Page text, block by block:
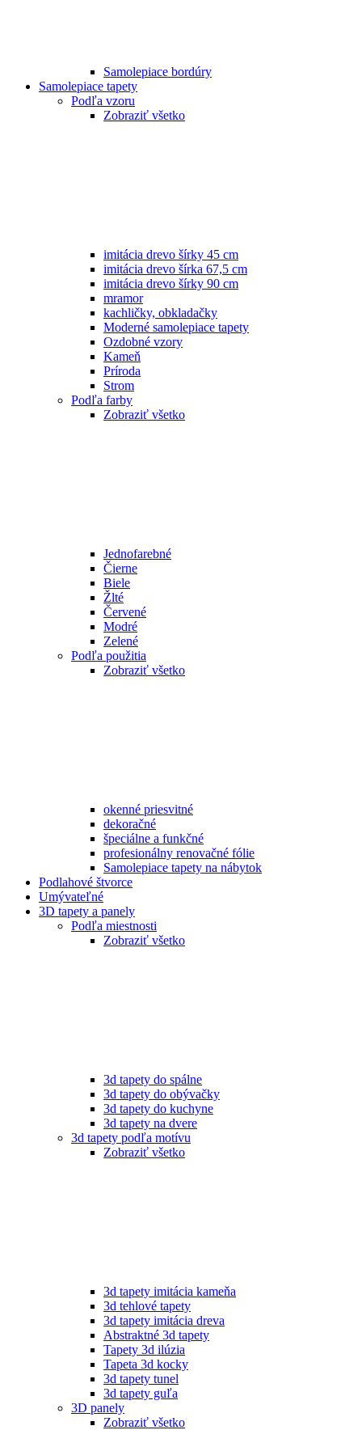
Samolepiace bordúry
Samolepiace tapety
Podľa vzoru
Zobraziť všetko
imitácia drevo šírky 45 cm
imitácia drevo šírka 67,5 cm
imitácia drevo šírky 90 cm
mramor
kachličky, obkladačky
Moderné samolepiace tapety
Ozdobné vzory
Kameň
Príroda
Strom
Podľa farby
Zobraziť všetko
Jednofarebné
Čierne
Biele
Žlté
Červené
Modré
Zelené
Podľa použitia
Zobraziť všetko
okenné priesvitné
dekoračné
špeciálne a funkčné
profesionálny renovačné fólie
Samolepiace tapety na nábytok
Podlahové štvorce
Umývateľné
3D tapety a panely
Podľa miestnosti
Zobraziť všetko
3d tapety do spálne
3d tapety do obývačky
3d tapety do kuchyne
3d tapety na dvere
3d tapety podľa motívu
Zobraziť všetko
3d tapety imitácia kameňa
3d tehlové tapety
3d tapety imitácia dreva
Abstraktné 3d tapety
Tapety 3d ilúzia
Tapeta 3d kocky
3d tapety tunel
3d tapety guľa
3D panely
Zobraziť všetko